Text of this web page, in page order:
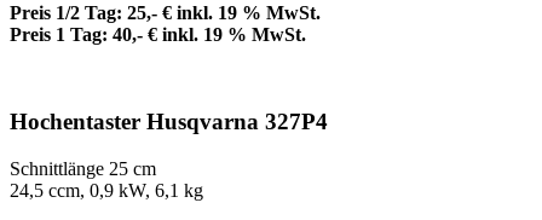
Preis 1/2 Tag: 25,- € inkl. 19 % MwSt.
Preis 1 Tag: 40,- € inkl. 19 % MwSt.
Hochentaster Husqvarna 327P4
Schnittlänge 25 cm
24,5 ccm, 0,9 kW, 6,1 kg